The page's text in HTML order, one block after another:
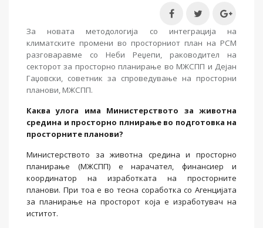
За новата методологија со интеграција на
климатските промени во просторниот план на РСМ
разговаравме со Неби Реџепи, раководител на
секторот за просторно планирање во МЖСПП и Дејан
Гаџовски, советник за спроведување на просторни
планови, МЖСПП.
Каква улога има Министерството за животна
средина и просторно плнирање во подготовка на
просторните планови?
Министерството за животна средина и просторно
планирање (МЖСПП) е нарачател, финансиер и
координатор на изработката на просторните
планови. При тоа е во тесна соработка со Агенцијата
за планирање на просторот која е изработувач на
иститот.